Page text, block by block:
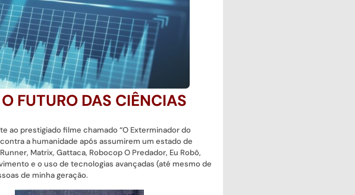
FUTURO DAS CIÊNCIAS
ao prestigiado filme chamado “O Exterminador do
a humanidade após assumirem um estado de
Matrix, Gattaca, Robocop O Predador, Eu Robô,
e o uso de tecnologias avançadas (até mesmo de
de minha geração.